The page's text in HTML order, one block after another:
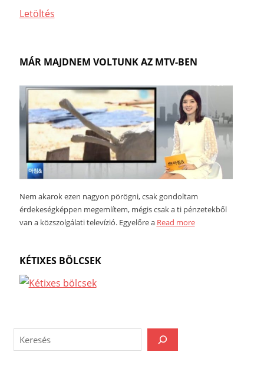
Letöltés
MÁR MAJDNEM VOLTUNK AZ MTV-BEN
Nem akarok ezen nagyon pörögni, csak gondoltam
érdekeségképpen megemlítem, mégis csak a ti pénzetekből
van a közszolgálati televízió. Egyelőre a Read more
KÉTIXES BÖLCSEK